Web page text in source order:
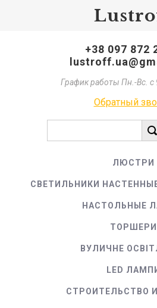
+38 097 872
График работы Пн.-Вс. с
Обратный
ЛЮСТРИ
СВЕТИЛЬНИКИ
НАСТОЛЬНЫЕ
ТОРШЕРИ
ВУЛИЧНЕ
LED
СТРОИТЕЛЬСТВО